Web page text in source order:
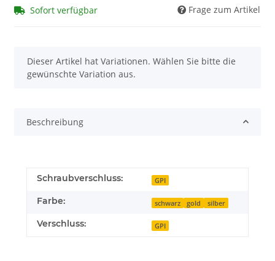
Sofort verfügbar Frage zum Artikel
x
Dieser Artikel hat Variationen. Wählen Sie bitte die
gewünschte Variation aus.
Beschreibung
Schraubverschluss: GPI
Farbe: schwarz gold silber
Verschluss: GPI